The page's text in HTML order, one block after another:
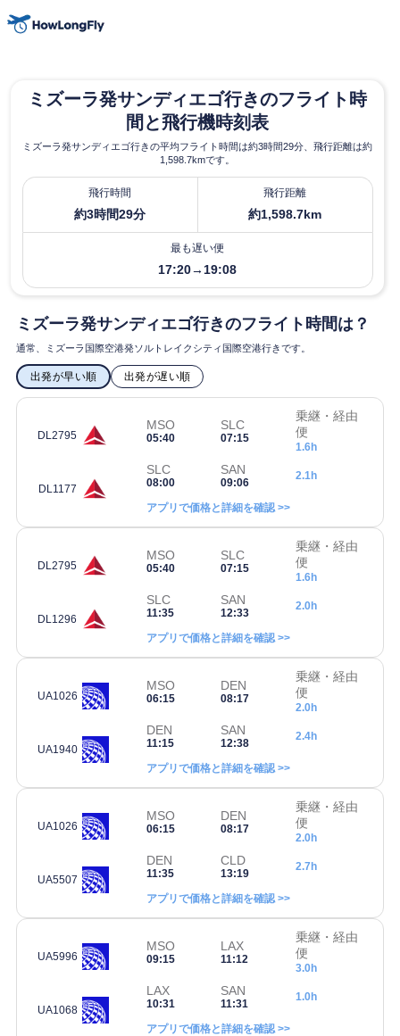
ミズーラ発サンディエゴ行きのフライト時
間と飛行機時刻表
ミズーラ発サンディエゴ行きの平均フライト時間は約3時間29分、飛行距離は約
1,598.7kmです。
飛行時間
約3時間29分
飛行距離
約1,598.7km
最も遅い便
17:20→19:08
ミズーラ発サンディエゴ行きのフライト時間は？
通常、ミズーラ国際空港発ソルトレイクシティ国際空港行きです。
出発が早い順 出発が遅い順
DL2795
MSO
05:40
SLC
07:15
乗継・経由
便
1.6h
DL1177
SLC
08:00
SAN
09:06
2.1h
アプリで価格と詳細を確認 >>
DL2795
MSO
05:40
SLC
07:15
乗継・経由
便
1.6h
DL1296
SLC
11:35
SAN
12:33
2.0h
アプリで価格と詳細を確認 >>
UA1026
MSO
06:15
DEN
08:17
乗継・経由
便
2.0h
UA1940
DEN
11:15
SAN
12:38
2.4h
アプリで価格と詳細を確認 >>
UA1026
MSO
06:15
DEN
08:17
乗継・経由
便
2.0h
UA5507
DEN
11:35
CLD
13:19
2.7h
アプリで価格と詳細を確認 >>
UA5996
MSO
09:15
LAX
11:12
乗継・経由
便
3.0h
UA1068
LAX
10:31
SAN
11:31
1.0h
アプリで価格と詳細を確認 >>